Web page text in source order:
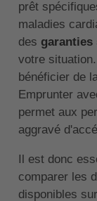
prêt
maladies
des garanties
votre
bénéficier de
Emprunter
permet aux
aggravé
Il est donc
comparer les
disponibles